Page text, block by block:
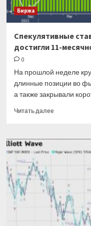
Биржа
Спекулятивные
достигли 11-
0
На прошлой неделе
длинные позиции во
а также закрывали
Читать далееПрочитать
на
Brent
достигли
11-
месячного
максимума